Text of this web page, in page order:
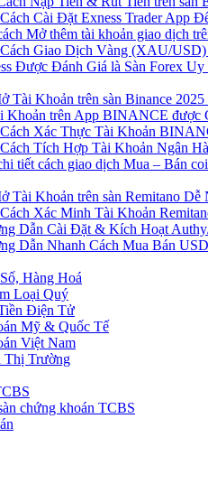
Cài Đặt Exness Trader App
Mở thêm tài khoản giao dịch
Giao Dịch Vàng (XAU/USD)
Được Đánh Giá là Sàn Forex
Tài Khoản trên sàn Binance
Khoản trên App BINANCE được
Xác Thực Tài Khoản
Tích Hợp Tài Khoản Ngân
tiết cách giao dịch Mua – Bán
Tài Khoản trên sàn Remitano Dễ
Xác Minh Tài Khoản
Dẫn Cài Đặt & Kích Hoạt
Dẫn Nhanh Cách Mua Bán
Hàng Hoá
Loại Quý
Điện Tử
Mỹ & Quốc Tế
Việt Nam
Trường
chứng khoán TCBS